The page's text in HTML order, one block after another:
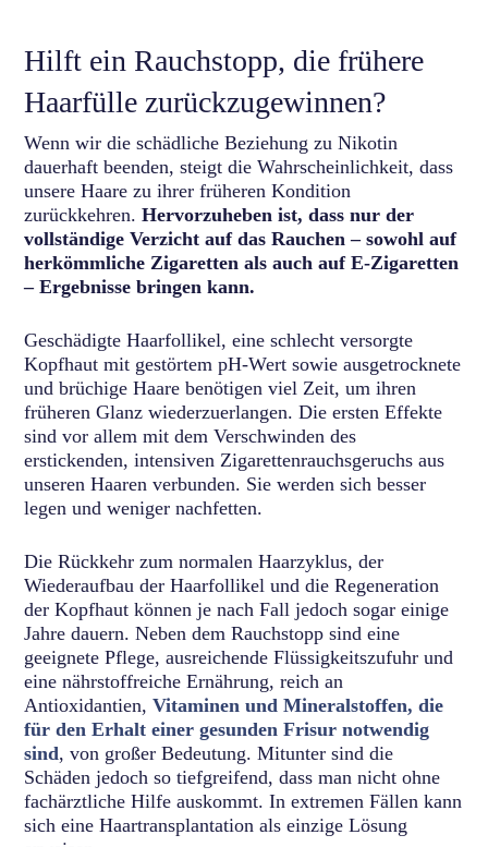
Hilft ein Rauchstopp, die frühere
Haarfülle zurückzugewinnen?
Wenn wir die schädliche Beziehung zu Nikotin
dauerhaft beenden, steigt die Wahrscheinlichkeit, dass
unsere Haare zu ihrer früheren Kondition
zurückkehren.Hervorzuheben ist, dass nur der
vollständige Verzicht auf das Rauchen – sowohl auf
herkömmliche Zigaretten als auch auf E-Zigaretten
– Ergebnisse bringen kann.
Geschädigte Haarfollikel, eine schlecht versorgte
Kopfhaut mit gestörtem pH-Wert sowie ausgetrocknete
und brüchige Haare benötigen viel Zeit, um ihren
früheren Glanz wiederzuerlangen. Die ersten Effekte
sind vor allem mit dem Verschwinden des
erstickenden, intensiven Zigarettenrauchsgeruchs aus
unseren Haaren verbunden. Sie werden sich besser
legen und weniger nachfetten.
Die Rückkehr zum normalen Haarzyklus, der
Wiederaufbau der Haarfollikel und die Regeneration
der Kopfhaut können je nach Fall jedoch sogar einige
Jahre dauern. Neben dem Rauchstopp sind eine
geeignete Pflege, ausreichende Flüssigkeitszufuhr und
eine nährstoffreiche Ernährung, reich an
Antioxidantien,Vitaminen und Mineralstoffen, die
für den Erhalt einer gesunden Frisur notwendig
sind, von großer Bedeutung. Mitunter sind die
Schäden jedoch so tiefgreifend, dass man nicht ohne
fachärztliche Hilfe auskommt. In extremen Fällen kann
sich eine Haartransplantation als einzige Lösung